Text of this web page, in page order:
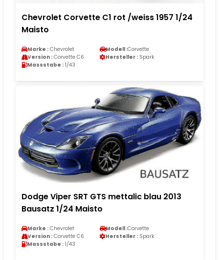
Chevrolet Corvette C1 rot /weiss 1957 1/24
Maisto
Marke : Chevrolet Modell :Corvette
Version : Corvette C6 Hersteller : Spark
Massstabe : 1/43
Dodge Viper SRT GTS mettalic blau 2013
Bausatz 1/24 Maisto
Marke : Chevrolet Modell :Corvette
Version : Corvette C6 Hersteller : Spark
Massstabe : 1/43